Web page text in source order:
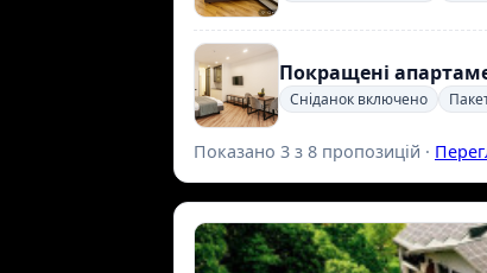
Покращені
Сніданок включено
Показано 3 з 8 пропозицій ·